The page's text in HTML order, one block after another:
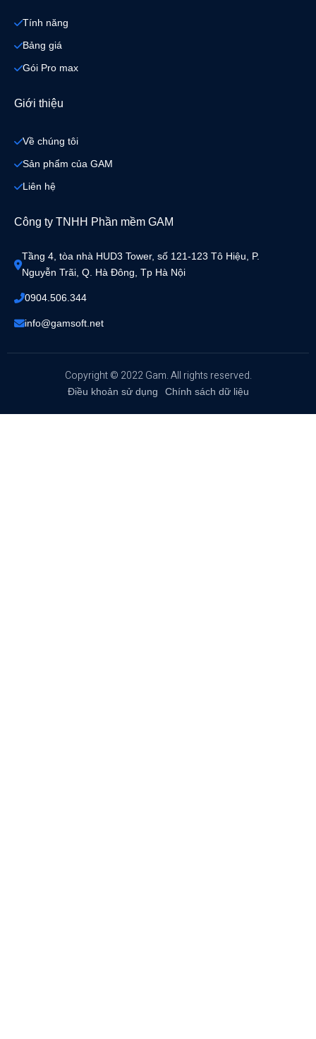
Tính năng
Bảng giá
Gói Pro max
Giới thiệu
Về chúng tôi
Sản phẩm của GAM
Liên hệ
Công ty TNHH Phần mềm GAM
Tầng 4, tòa nhà HUD3 Tower, số 121-123 Tô Hiệu, P.
Nguyễn Trãi, Q. Hà Đông, Tp Hà Nội
0904.506.344
info@gamsoft.net
Copyright © 2022 Gam. All rights reserved.
Điều khoản sử dụng Chính sách dữ liệu